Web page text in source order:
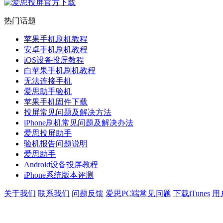
热门话题
苹果手机刷机教程
安卓手机刷机教程
iOS设备投屏教程
白苹果手机刷机教程
无法连接手机
爱思助手验机
苹果手机固件下载
投屏常见问题及解决方法
iPhone刷机常见问题及解决办法
爱思投屏助手
验机报告问题说明
爱思助手
Android设备投屏教程
iPhone系统版本评测
关于我们 联系我们 问题反馈 爱思PC端常见问题 下载iTunes 用